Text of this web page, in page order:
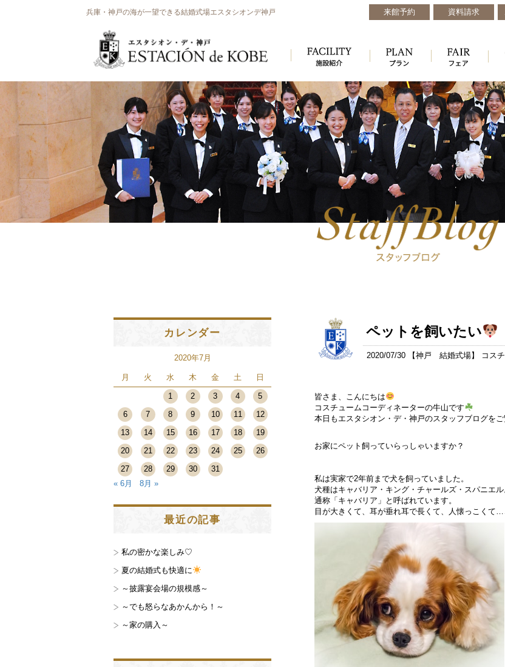
兵庫・神戸の海が一望できる結婚式場エスタシオンデ神戸 来館予約 資料請求
ペットを飼いたい
2020/07/30 【神戸 結婚式場】 コス
皆さま、こんにちは
コスチュームコーディネーターの牛山です
本日もエスタシオン・デ・神戸のスタッフブログを
お家にペット飼っていらっしゃいますか？
私は実家で2年前まで犬を飼っていました。
犬種はキャバリア・キング・チャールズ・スパニエル
通称「キャバリア」と呼ばれています。
目が大きくて、耳が垂れ耳で長くて、人懐っこくて
カレンダー
2020年7月
月 火 水 木 金 土 日
1 2 3 4
5
6
7 8 9 10 11
12
13
14 15 16 17 18
19
20
21 22 23 24 25
26
27
28 29 30
31
« 6月
8月 »
最近の記事
私の密かな楽しみ♡
夏の結婚式も快適に
～披露宴会場の規模感～
～でも怒らなあかんから！～
～家の購入～